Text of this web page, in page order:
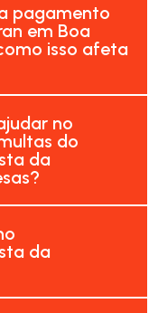
pagamento
em Boa
isso afeta
no
do
da
da